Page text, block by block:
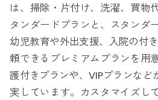
は、掃除・片付け、洗濯、買物
タンダードプランと、スタンダ
幼児教育や外出支援、入院の付
頼できるプレミアムプランを用
護付きプランや、VIPプランなど
実しています。カスタマイズし